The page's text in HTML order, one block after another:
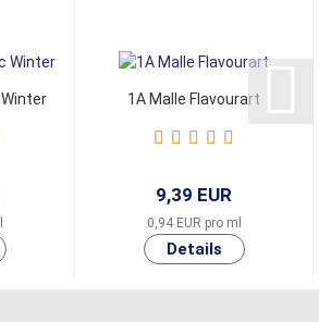
1A Malle Flavourart
9,39 EUR
0,94 EUR pro ml